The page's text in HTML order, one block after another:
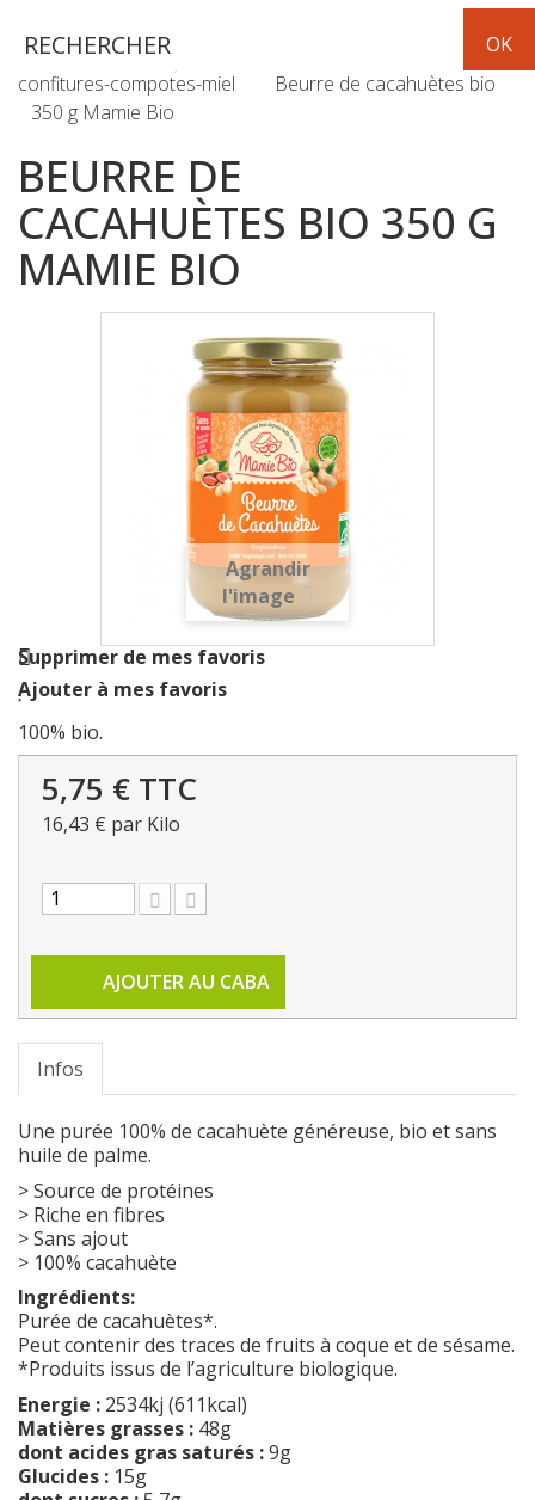
confitures-compotes-miel
Beurre de cacahuètes bio
350 g Mamie Bio
BEURRE DE
CACAHUÈTES BIO 350 G
MAMIE BIO
Agrandir
l'image
Supprimer de mes favoris
Ajouter à mes favoris
100% bio.
5,75 € TTC
16,43 € par Kilo
AJOUTER AU CABA
Infos
Une purée 100% de cacahuète généreuse, bio et sans
huile de palme.
> Source de protéines
> Riche en fibres
> Sans ajout
> 100% cacahuète
Ingrédients:
Purée de cacahuètes*.
Peut contenir des traces de fruits à coque et de sésame.
*Produits issus de l’agriculture biologique.
Energie : 2534kj (611kcal)
Matières grasses : 48g
dont acides gras saturés :9g
Glucides : 15g